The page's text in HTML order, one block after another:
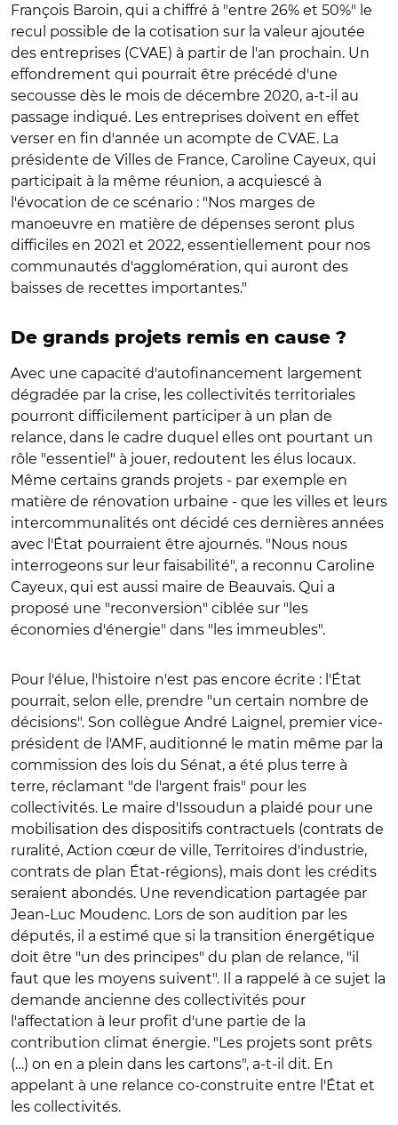
François Baroin, qui a chiffré à "entre 26% et 50%" le
recul possible de la cotisation sur la valeur ajoutée
des entreprises (CVAE) à partir de l'an prochain. Un
effondrement qui pourrait être précédé d'une
secousse dès le mois de décembre 2020, a-t-il au
passage indiqué. Les entreprises doivent en effet
verser en fin d'année un acompte de CVAE. La
présidente de Villes de France, Caroline Cayeux, qui
participait à la même réunion, a acquiescé à
l'évocation de ce scénario : "Nos marges de
manoeuvre en matière de dépenses seront plus
difficiles en 2021 et 2022, essentiellement pour nos
communautés d'agglomération, qui auront des
baisses de recettes importantes."
De grands projets remis en cause ?
Avec une capacité d'autofinancement largement
dégradée par la crise, les collectivités territoriales
pourront difficilement participer à un plan de
relance, dans le cadre duquel elles ont pourtant un
rôle "essentiel" à jouer, redoutent les élus locaux.
Même certains grands projets - par exemple en
matière de rénovation urbaine - que les villes et leurs
intercommunalités ont décidé ces dernières années
avec l'État pourraient être ajournés. "Nous nous
interrogeons sur leur faisabilité", a reconnu Caroline
Cayeux, qui est aussi maire de Beauvais. Qui a
proposé une "reconversion" ciblée sur "les
économies d'énergie" dans "les immeubles".
Pour l'élue, l'histoire n'est pas encore écrite : l'État
pourrait, selon elle, prendre "un certain nombre de
décisions". Son collègue André Laignel, premier vice-
président de l'AMF, auditionné le matin même par la
commission des lois du Sénat, a été plus terre à
terre, réclamant "de l'argent frais" pour les
collectivités. Le maire d'Issoudun a plaidé pour une
mobilisation des dispositifs contractuels (contrats de
ruralité, Action cœur de ville, Territoires d'industrie,
contrats de plan État-régions), mais dont les crédits
seraient abondés. Une revendication partagée par
Jean-Luc Moudenc. Lors de son audition par les
députés, il a estimé que si la transition énergétique
doit être "un des principes" du plan de relance, "il
faut que les moyens suivent". Il a rappelé à ce sujet la
demande ancienne des collectivités pour
l'affectation à leur profit d'une partie de la
contribution climat énergie. "Les projets sont prêts
(…) on en a plein dans les cartons", a-t-il dit. En
appelant à une relance co-construite entre l'État et
les collectivités.